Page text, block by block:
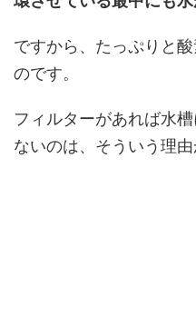
ですから、たっぷりと
のです。
フィルターがあれば水
ないのは、そういう理由